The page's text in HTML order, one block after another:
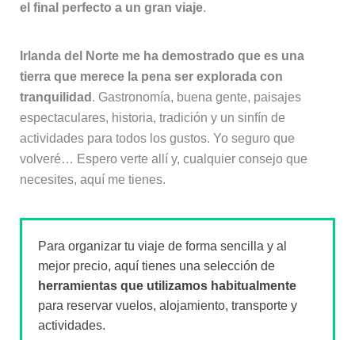
el final perfecto a un gran viaje.
Irlanda del Norte me ha demostrado que es una
tierra que merece la pena ser explorada con
tranquilidad . Gastronomía, buena gente, paisajes
espectaculares, historia, tradición y un sinfín de
actividades para todos los gustos. Yo seguro que
volveré… Espero verte allí y, cualquier consejo que
necesites, aquí me tienes.
Para organizar tu viaje de forma sencilla y al
mejor precio, aquí tienes una selección de
herramientas que utilizamos habitualmente
para reservar vuelos, alojamiento, transporte y
actividades.